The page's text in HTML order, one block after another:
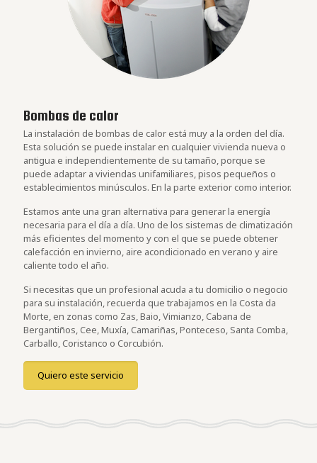
Bombas de calor
La instalación de bombas de calor está muy a la orden del día.
Esta solución se puede instalar en cualquier vivienda nueva o
antigua e independientemente de su tamaño, porque se
puede adaptar a viviendas unifamiliares, pisos pequeños o
establecimientos minúsculos. En la parte exterior como interior.
Estamos ante una gran alternativa para generar la energía
necesaria para el día a día. Uno de los sistemas de climatización
más eficientes del momento y con el que se puede obtener
calefacción en invierno, aire acondicionado en verano y aire
caliente todo el año.
Si necesitas que un profesional acuda a tu domicilio o negocio
para su instalación, recuerda que trabajamos en la Costa da
Morte, en zonas como Zas, Baio, Vimianzo, Cabana de
Bergantiños, Cee, Muxía, Camariñas, Ponteceso, Santa Comba,
Carballo, Coristanco o Corcubión.
Quiero este servicio